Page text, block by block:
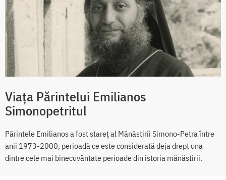
Viaţa Părintelui Emilianos
Simonopetritul
Părintele Emilianos a fost stareţ al Mănăstirii Simono-Petra între
anii 1973-2000, perioadă ce este considerată deja drept una
dintre cele mai binecuvântate perioade din istoria mănăstirii.